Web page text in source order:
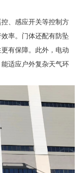
、感应开关等控制方
率。门体还配有防坠
有保障。此外，电动
适应户外复杂天气环